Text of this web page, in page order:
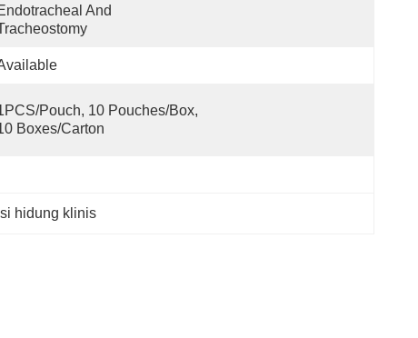
And
Pouch, 10 Pouches/Box,
Boxes/Carton
hidung klinis